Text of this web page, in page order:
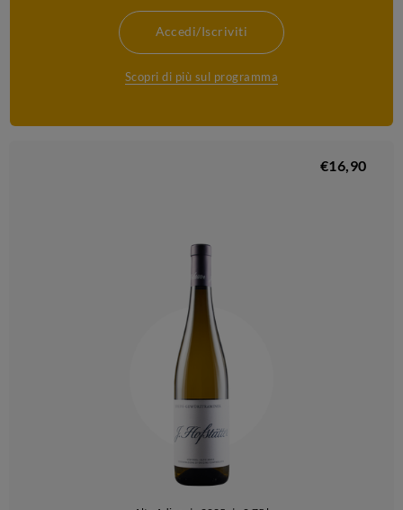
Accedi/Iscriviti
Scopri di più sul programma
€16,90